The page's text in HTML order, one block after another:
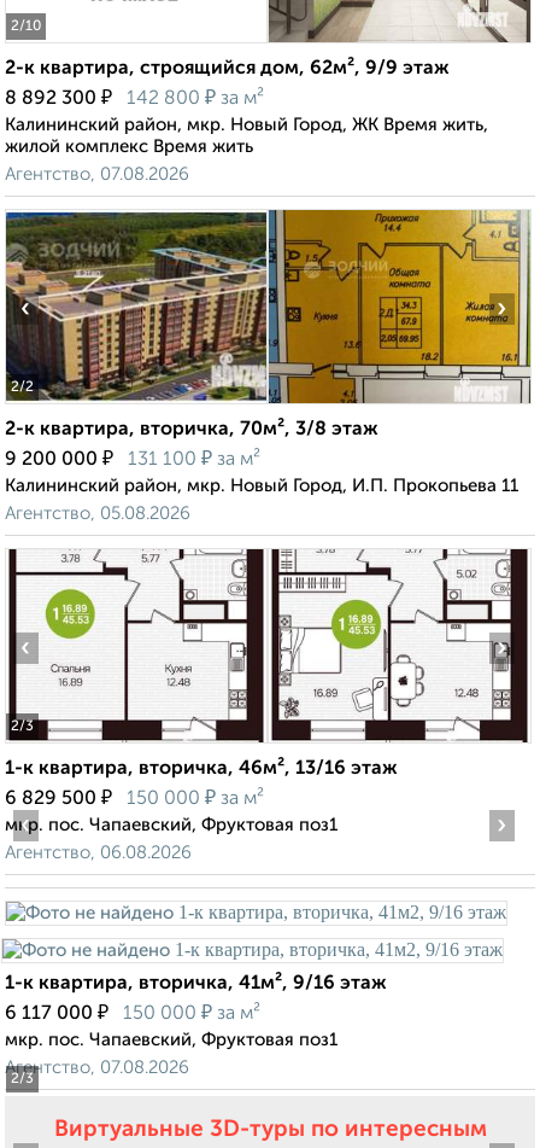
2/10
2-к квартира, строящийся дом, 62м², 9/9 этаж
8 892 300 ₽ 142 800 ₽ за м²
Калининский район, мкр. Новый Город, ЖК Время жить,
жилой комплекс Время жить
Агентство, 07.08.2026
2/2
‹ ›
2-к квартира, вторичка, 70м², 3/8 этаж
9 200 000 ₽ 131 100 ₽ за м²
Калининский район, мкр. Новый Город, И.П. Прокопьева 11
Агентство, 05.08.2026
2/3
‹ ›
1-к квартира, вторичка, 46м², 13/16 этаж
6 829 500 ₽ 150 000 ₽ за м²
мкр. пос. Чапаевский, Фруктовая поз1
Агентство, 06.08.2026
2/3
‹ ›
1-к квартира, вторичка, 41м², 9/16 этаж
6 117 000 ₽ 150 000 ₽ за м²
мкр. пос. Чапаевский, Фруктовая поз1
Агентство, 07.08.2026
Виртуальные 3D-туры по интересным